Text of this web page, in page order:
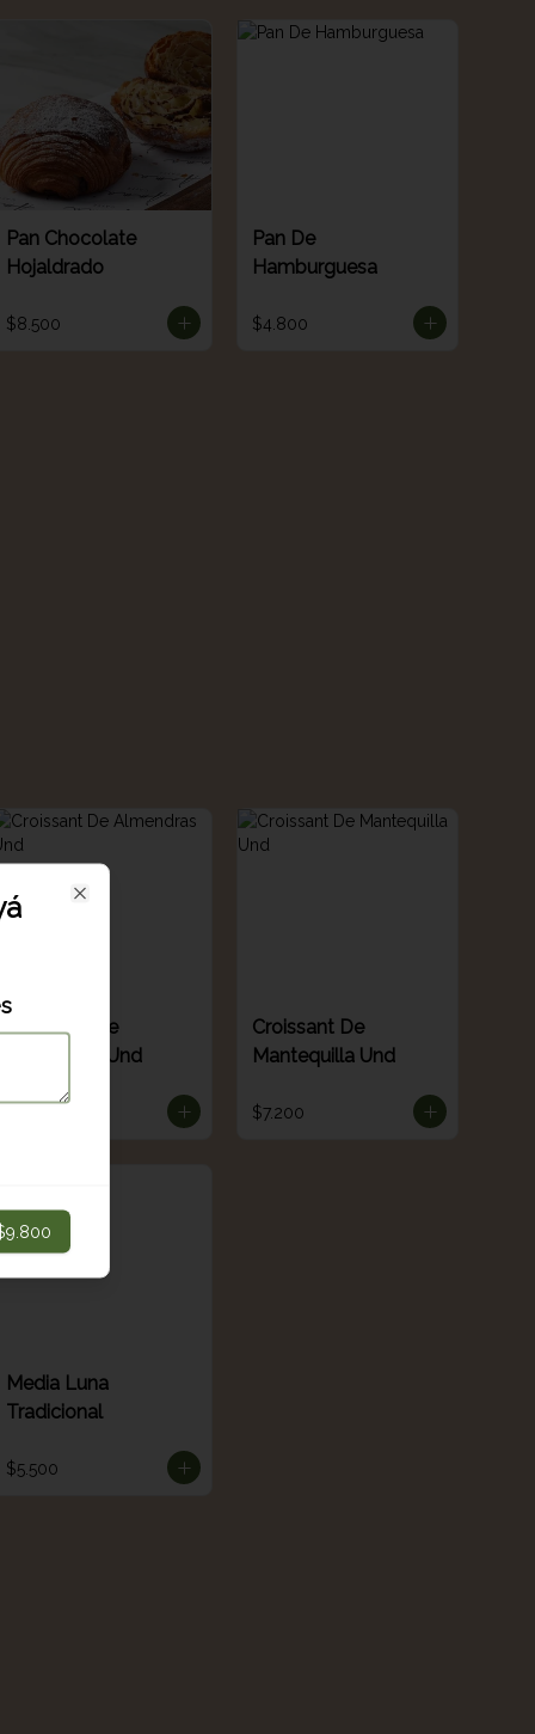
Pan Chocolate
Hojaldrado
$8.500
Pan De
Hamburguesa
$4.800
Croissant De
Almendras Und
Croissant De
Mantequilla Und
$7.200
Media Luna
Tradicional
$5.500